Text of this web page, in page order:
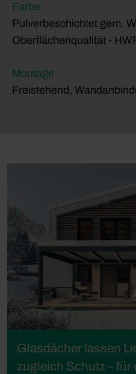
Farbe
Pulverbeschichtet gem.
Oberflächenqualität -
Montage
Freistehend,
Glasdächer lassen
zugleich Schutz – für